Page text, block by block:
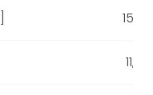
15,00
11,72